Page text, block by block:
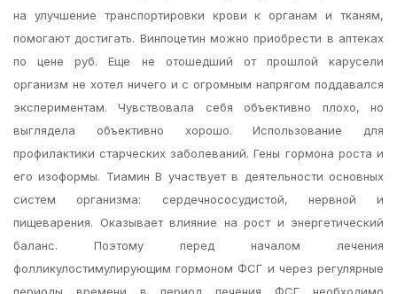
на улучшение транспортировки крови к органам и тканям,
помогают достигать. Винпоцетин можно приобрести в аптеках
по цене руб. Еще не отошедший от прошлой карусели
организм не хотел ничего и с огромным напрягом поддавался
экспериментам. Чувствовала себя объективно плохо, но
выглядела объективно хорошо. Использование для
профилактики старческих заболеваний. Гены гормона роста и
его изоформы. Тиамин В участвует в деятельности основных
систем организма: сердечнососудистой, нервной и
пищеварения. Оказывает влияние на рост и энергетический
баланс. Поэтому перед началом лечения
фолликулостимулирующим гормоном ФСГ и через регулярные